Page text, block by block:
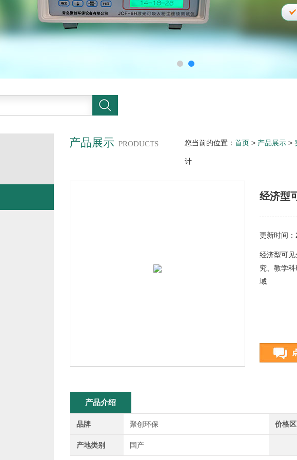
产品展示 PRODUCTS 您当前的位置： 首页 > 产品展示 >
计
经济型
更新时间
经济型可
究、教学
域
产品介绍
品牌 聚创环保 价格
产地类别 国产